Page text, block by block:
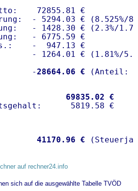
72855.81 €
- 5294.03 € (8.525%/
- 1428.30 € (2.3%/
- 6775.59 €
-  947.13 €
- 1264.01 € ( 1.81%/
-28664.06 €
69835.02 €
41170.96 €
auf rechner24.info
sich auf die ausgewählte Tabelle TVÖD